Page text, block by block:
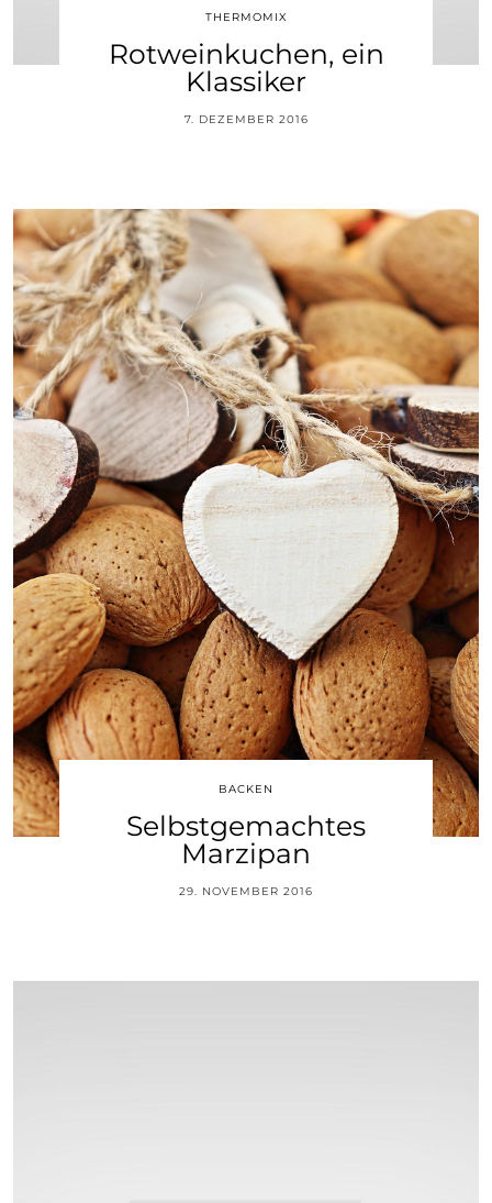
THERMOMIX
Rotweinkuchen, ein
Klassiker
7. DEZEMBER 2016
BACKEN
Selbstgemachtes
Marzipan
29. NOVEMBER 2016